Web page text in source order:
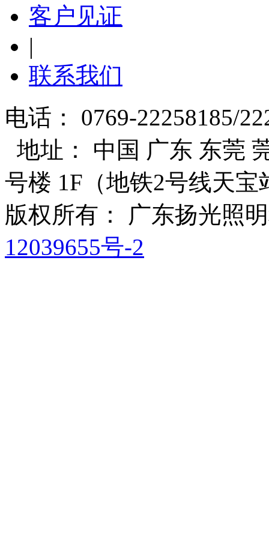
客户见证
|
联系我们
电话： 0769-22258185/
地址： 中国 广东 东莞
号楼 1F（地铁2号线天宝
版权所有： 广东扬光照
12039655号-2